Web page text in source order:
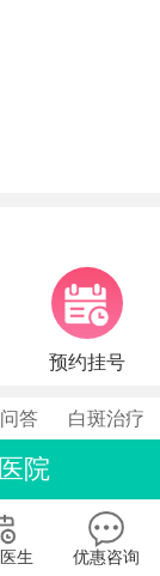
预约挂号
答 白斑治疗
院
生 优惠咨询